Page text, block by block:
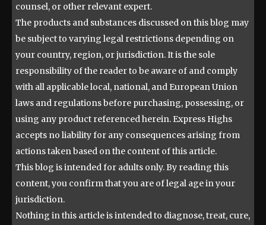
counsel, or other relevant expert.
The products and substances discussed on this blog may
be subject to varying legal restrictions depending on
your country, region, or jurisdiction. It is the sole
responsibility of the reader to be aware of and comply
with all applicable local, national, and European Union
laws and regulations before purchasing, possessing, or
using any product referenced herein. Express Highs
accepts no liability for any consequences arising from
actions taken based on the content of this article.
This blog is intended for adults only. By reading this
content, you confirm that you are of legal age in your
jurisdiction.
Nothing in this article is intended to diagnose, treat, cure,